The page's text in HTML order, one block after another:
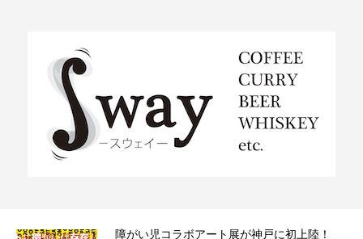
障がい児コラボアート展が神戸に初上陸！